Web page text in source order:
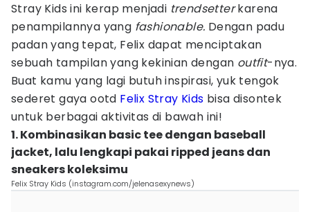
Stray Kids ini kerap menjadi trendsetterkarena
penampilannya yang fashionable. Dengan padu
padan yang tepat, Felix dapat menciptakan
sebuah tampilan yang kekinian dengan outfit-nya.
Buat kamu yang lagi butuh inspirasi, yuk tengok
sederet gaya ootd Felix Stray Kids bisa disontek
untuk berbagai aktivitas di bawah ini!
1. Kombinasikan basic tee dengan baseball
jacket, lalu lengkapi pakai ripped jeans dan
sneakers koleksimu
Felix Stray Kids (instagram.com/jelenasexynews)